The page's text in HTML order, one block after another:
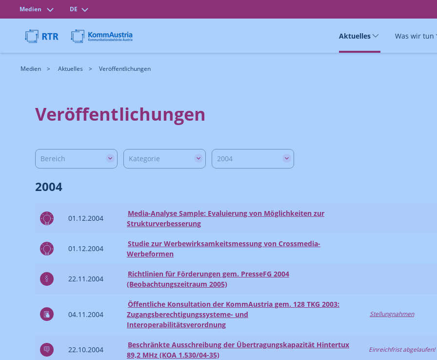
Medien DE
Aktuelles Was wir tun
Medien Aktuelles Veröffentlichungen
Veröffentlichungen
Bereich Kategorie 2004
2004
01.12.2004
Media-Analyse Sample: Evaluierung von Möglichkeiten zur
Strukturverbesserung
01.12.2004
Studie zur Werbewirksamkeitsmessung von Crossmedia-
Werbeformen
22.11.2004
Richtlinien für Förderungen gem. PresseFG 2004
(Beobachtungszeitraum 2005)
04.11.2004
Öffentliche Konsultation der KommAustria gem. 128 TKG 2003:
Zugangsberechtigungssysteme- und
Interoperabilitätsverordnung
Stellungnahmen
22.10.2004
Beschränkte Ausschreibung der Übertragungskapazität Hintertux
89,2 MHz (KOA 1.530/04-35)
Einreichfrist abgelaufen!